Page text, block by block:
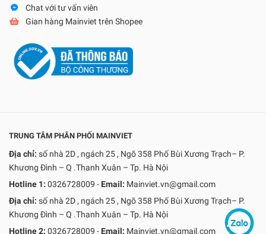
Chat với tư vấn viên
Gian hàng Mainviet trên Shopee
TRUNG TÂM PHÂN PHỐI MAINVIET
Địa chỉ: số nhà 2D , ngách 25 , Ngõ 358 Phố Bùi Xương Trạch– P.
Khương Đình – Q .Thanh Xuân – Tp. Hà Nội
Hotline 1: 0326728009 - Email: Mainviet.vn@gmail.com
Địa chỉ: số nhà 2D , ngách 25 , Ngõ 358 Phố Bùi Xương Trạch– P.
Khương Đình – Q .Thanh Xuân – Tp. Hà Nội
Hotline 2: 0326728009 - Email: Mainviet.vn@gmail.com